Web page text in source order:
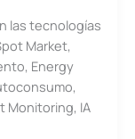
las tecnologías
Market,
Energy
Monitoring, IA